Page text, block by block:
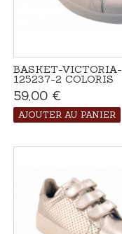
BASKET-VICTORIA-
125237-2 COLORIS
59,00 €
AJOUTER AU PANIER